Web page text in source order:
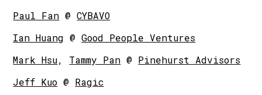
Paul Fan @CYBAVO
Ian Huang @Good People Ventures
Mark Hsu, Tammy Pan @ Pinehurst Advisors
Jeff Kuo @ Ragic